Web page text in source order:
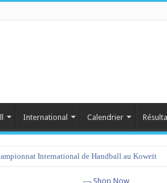
International Calendrier
International de Handball au Koweït
: programme et liste des joueurs convoqués